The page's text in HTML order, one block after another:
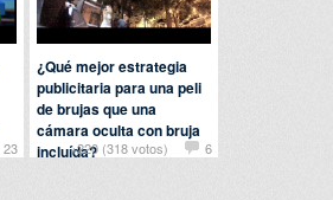
23 +220 (318 votos) 6
¿Qué mejor estrategia
publicitaria para una peli
de brujas que una
cámara oculta con bruja
incluída?